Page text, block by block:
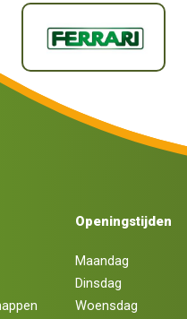
Openingstijden
Maandag
Dinsdag
Woensdag